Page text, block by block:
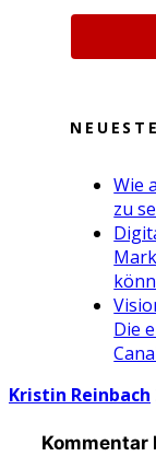
Wie
zu
Die
Kristin Reinbach